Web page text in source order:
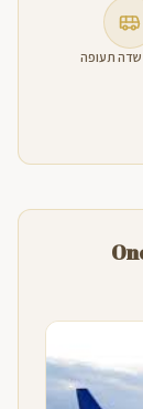
שדה תעופה